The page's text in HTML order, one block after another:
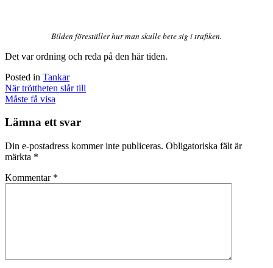
Bilden föreställer hur man skulle bete sig i trafiken.
Det var ordning och reda på den här tiden.
Posted in Tankar
Post
navigation
När tröttheten slår till
Måste få visa
Lämna ett svar
Din e-postadress kommer inte publiceras. Obligatoriska fält är
märkta *
Kommentar *